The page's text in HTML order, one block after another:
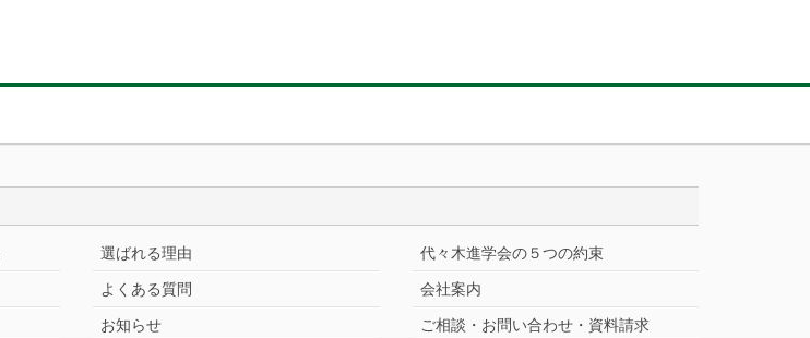
選ばれる理由 代々木進学会の５つの約束
よくある質問 会社案内
お知らせ ご相談・お問い合わせ・資料請求